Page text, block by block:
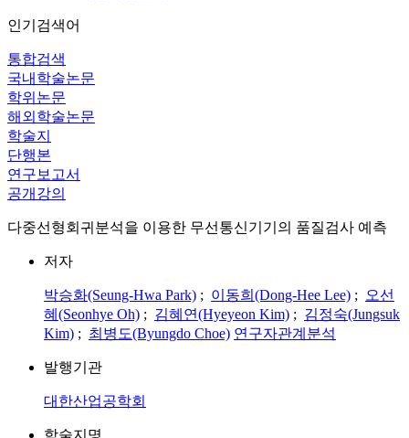
인기검색어
통합검색
국내학술논문
학위논문
해외학술논문
학술지
단행본
연구보고서
공개강의
다중선형회귀분석을 이용한 무선통신기기의 품질검사 예측
저자
박승화(Seung-Hwa Park) ; 이동희(Dong-Hee Lee) ;
오선
혜(Seonhye Oh) ; 김혜연(Hyeyeon Kim) ; 김정숙(Jungsuk
Kim) ; 최병도(Byungdo Choe) 연구자관계분석
발행기관
대한산업공학회
학술지명